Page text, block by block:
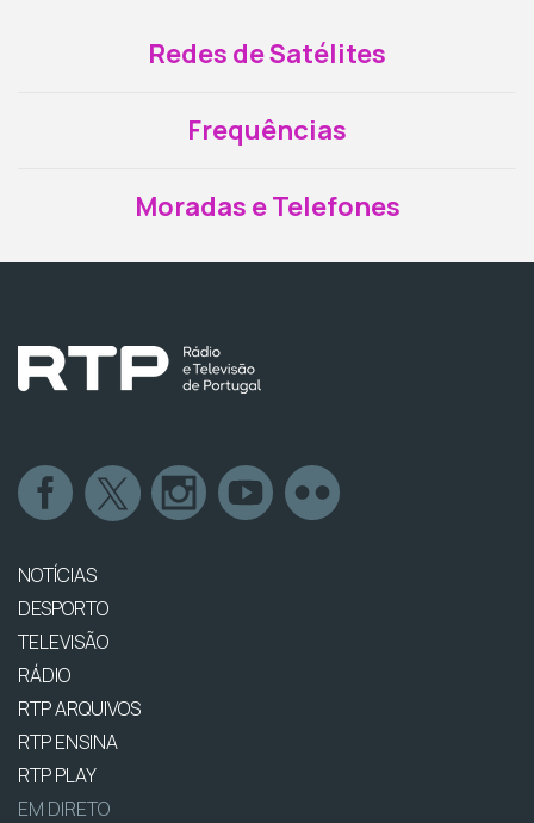
Redes de Satélites
Frequências
Moradas e Telefones
NOTÍCIAS
DESPORTO
TELEVISÃO
RÁDIO
RTP ARQUIVOS
RTP ENSINA
RTP PLAY
EM DIRETO